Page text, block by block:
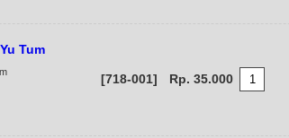
Tum
[718-001] Rp. 35.000